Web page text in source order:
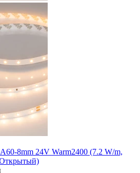
8mm 24V Warm2400 (7.2 W/m,